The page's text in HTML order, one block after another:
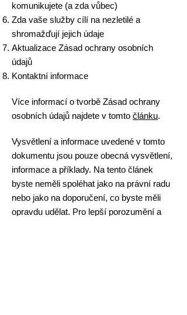
komunikujete (a zda vůbec)
Zda vaše služby cílí na nezletilé a
shromažďují jejich údaje
Aktualizace Zásad ochrany osobních
údajů
Kontaktní informace
Více informací o tvorbě Zásad ochrany
osobních údajů najdete v tomto článku.
Vysvětlení a informace uvedené v tomto
dokumentu jsou pouze obecná vysvětlení,
informace a příklady. Na tento článek
byste neměli spoléhat jako na právní radu
nebo jako na doporučení, co byste měli
opravdu udělat. Pro lepší porozumění a